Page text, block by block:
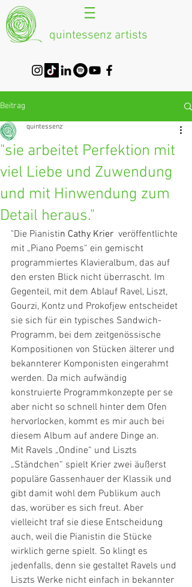
quintessenz artists
Beitrag
"sie arbeitet Perfektion mit
viel Liebe und Zuwendung
und mit Hinwendung zum
Detail heraus."
quintessenz
"Die Pianistin Cathy Krier veröffentlichte
mit „Piano Poems“ ein gemischt
programmiertes Klavieralbum, das auf
den ersten Blick nicht überrascht. Im
Gegenteil, mit dem Ablauf Ravel, Liszt,
Gourzi, Kontz und Prokofjew entscheidet
sie sich für ein typisches Sandwich-
Programm, bei dem zeitgenössische
Kompositionen von Stücken älterer und
bekannterer Komponisten eingerahmt
werden. Da mich aufwändig
konstruierte Programmkonzepte per se
aber nicht so schnell hinter dem Ofen
hervorlocken, kommt es mir auch bei
diesem Album auf andere Dinge an.
Mit Ravels „Ondine“ und Liszts
„Ständchen“ spielt Krier zwei äußerst
populäre Gassenhauer der Klassik und
gibt damit wohl dem Publikum auch
das, worüber es sich freut. Aber
vielleicht traf sie diese Entscheidung
auch, weil die Pianistin die Stücke
wirklich gerne spielt. So klingt es
jedenfalls, denn sie gestaltet Ravels und
Liszts Werke nicht einfach in bekannter